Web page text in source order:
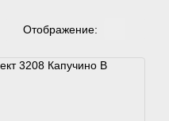
Отображение: